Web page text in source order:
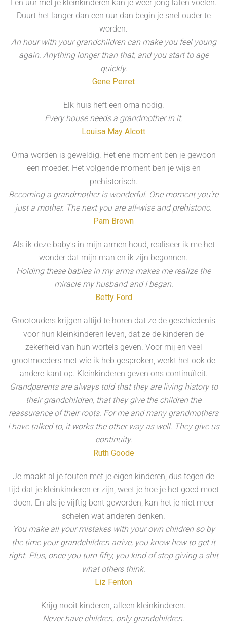
Een uur met je kleinkinderen kan je weer jong laten voelen.
Duurt het langer dan een uur dan begin je snel ouder te
worden.
An hour with your grandchildren can make you feel young
again. Anything longer than that, and you start to age
quickly.
Gene Perret
Elk huis heft een oma nodig.
Every house needs a grandmother in it.
Louisa May Alcott
Oma worden is geweldig. Het ene moment ben je gewoon
een moeder. Het volgende moment ben je wijs en
prehistorisch.
Becoming a grandmother is wonderful. One moment you're
just a mother. The next you are all-wise and prehistoric.
Pam Brown
Als ik deze baby's in mijn armen houd, realiseer ik me het
wonder dat mijn man en ik zijn begonnen.
Holding these babies in my arms makes me realize the
miracle my husband and I began.
Betty Ford
Grootouders krijgen altijd te horen dat ze de geschiedenis
voor hun kleinkinderen leven, dat ze de kinderen de
zekerheid van hun wortels geven. Voor mij en veel
grootmoeders met wie ik heb gesproken, werkt het ook de
andere kant op. Kleinkinderen geven ons continuïteit.
Grandparents are always told that they are living history to
their grandchildren, that they give the children the
reassurance of their roots. For me and many grandmothers
I have talked to, it works the other way as well. They give us
continuity.
Ruth Goode
Je maakt al je fouten met je eigen kinderen, dus tegen de
tijd dat je kleinkinderen er zijn, weet je hoe je het goed moet
doen. En als je vijftig bent geworden, kan het je niet meer
schelen wat anderen denken.
You make all your mistakes with your own children so by
the time your grandchildren arrive, you know how to get it
right. Plus, once you turn fifty, you kind of stop giving a shit
what others think.
Liz Fenton
Krijg nooit kinderen, alleen kleinkinderen.
Never have children, only grandchildren.